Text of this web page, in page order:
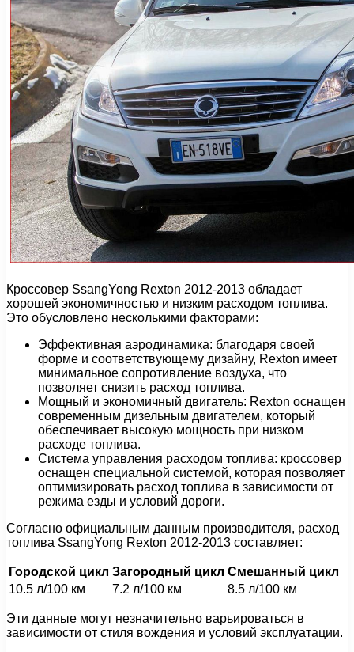
Кроссовер SsangYong Rexton 2012-2013 обладает
хорошей экономичностью и низким расходом топлива.
Это обусловлено несколькими факторами:
Эффективная аэродинамика: благодаря своей
форме и соответствующему дизайну, Rexton имеет
минимальное сопротивление воздуха, что
позволяет снизить расход топлива.
Мощный и экономичный двигатель: Rexton оснащен
современным дизельным двигателем, который
обеспечивает высокую мощность при низком
расходе топлива.
Система управления расходом топлива: кроссовер
оснащен специальной системой, которая позволяет
оптимизировать расход топлива в зависимости от
режима езды и условий дороги.
Согласно официальным данным производителя, расход
топлива SsangYong Rexton 2012-2013 составляет:
Городской цикл Загородный цикл Смешанный цикл
10.5 л/100 км
7.2 л/100 км 8.5 л/100 км
Эти данные могут незначительно варьироваться в
зависимости от стиля вождения и условий эксплуатации.